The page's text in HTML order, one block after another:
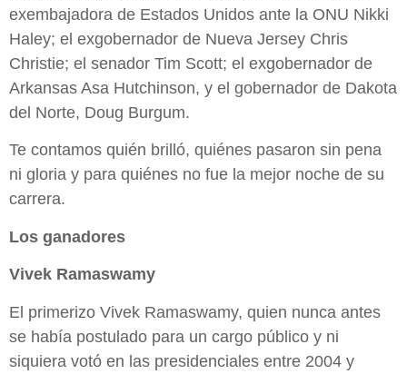
exembajadora de Estados Unidos ante la ONU Nikki
Haley; el exgobernador de Nueva Jersey Chris
Christie; el senador Tim Scott; el exgobernador de
Arkansas Asa Hutchinson, y el gobernador de Dakota
del Norte, Doug Burgum.
Te contamos quién brilló, quiénes pasaron sin pena
ni gloria y para quiénes no fue la mejor noche de su
carrera.
Los ganadores
Vivek Ramaswamy
El primerizo Vivek Ramaswamy, quien nunca antes
se había postulado para un cargo público y ni
siquiera votó en las presidenciales entre 2004 y